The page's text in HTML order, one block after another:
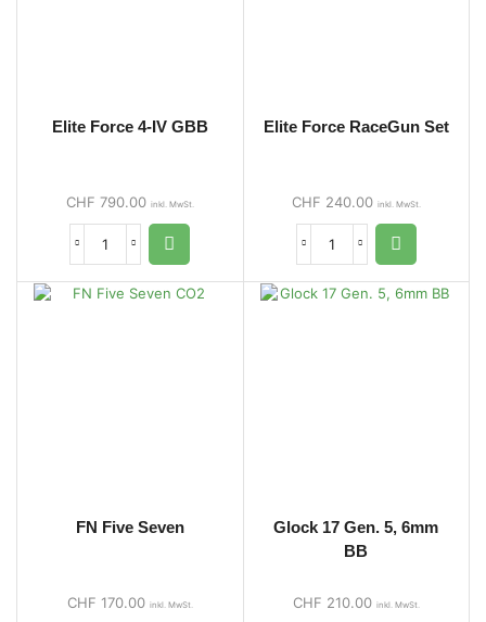
Elite Force 4-IV GBB
CHF 790.00 inkl. MwSt.
Elite Force RaceGun Set
CHF 240.00 inkl. MwSt.
FN Five Seven
CHF 170.00 inkl. MwSt.
Glock 17 Gen. 5, 6mm
BB
CHF 210.00 inkl. MwSt.